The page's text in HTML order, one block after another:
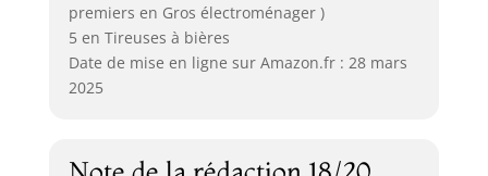
premiers en Gros électroménager )
5 en Tireuses à bières
Date de mise en ligne sur Amazon.fr : 28 mars
2025